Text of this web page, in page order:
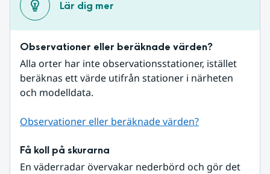
Lär dig mer
Observationer eller beräknade värden?
Alla orter har inte observationsstationer, istället
beräknas ett värde utifrån stationer i närheten
och modelldata.
Observationer eller beräknade värden?
Få koll på skurarna
En väderradar övervakar nederbörd och gör det